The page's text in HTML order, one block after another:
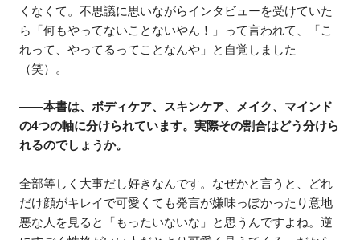
くなくて。不思議に思いながらインタビューを受けていた
ら「何もやってないことないやん！」って言われて、「こ
れって、やってるってことなんや」と自覚しました
（笑）。
――本書は、ボディケア、スキンケア、メイク、マインド
の4つの軸に分けられています。実際その割合はどう分けら
れるのでしょうか。
全部等しく大事だし好きなんです。なぜかと言うと、どれ
だけ顔がキレイで可愛くても発言が嫌味っぽかったり意地
悪な人を見ると「もったいないな」と思うんですよね。逆